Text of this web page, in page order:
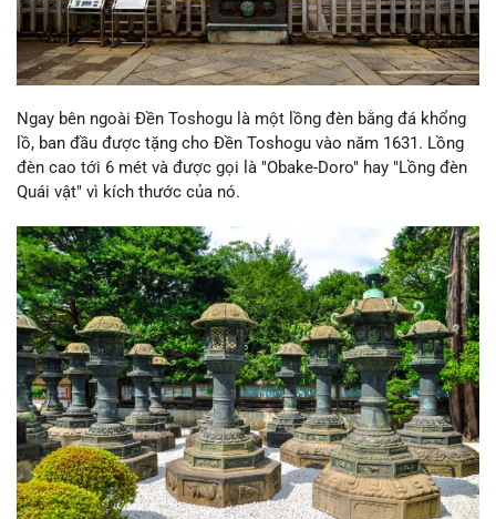
Ngay bên ngoài Đền Toshogu là một lồng đèn bằng đá khổng
lồ, ban đầu được tặng cho Đền Toshogu vào năm 1631. Lồng
đèn cao tới 6 mét và được gọi là "Obake-Doro" hay "Lồng đèn
Quái vật" vì kích thước của nó.